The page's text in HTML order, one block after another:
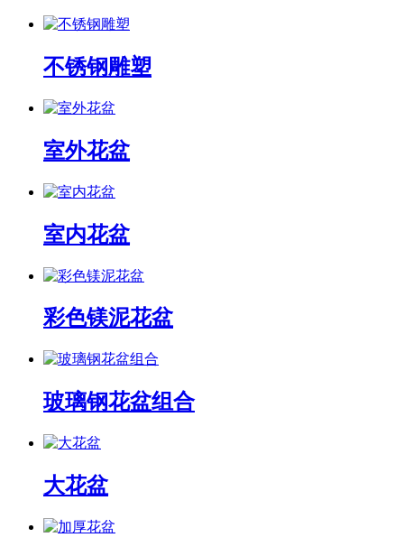
不锈钢雕塑
室外花盆
室内花盆
彩色镁泥花盆
玻璃钢花盆组合
大花盆